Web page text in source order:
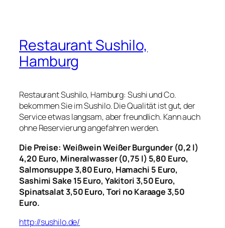
Restaurant Sushilo,
Hamburg
Restaurant Sushilo, Hamburg: Sushi und Co.
bekommen Sie im Sushilo. Die Qualität ist gut, der
Service etwas langsam, aber freundlich. Kann auch
ohne Reservierung angefahren werden.
Die Preise: Weißwein Weißer Burgunder (0,2 l)
4,20 Euro, Mineralwasser (0,75 l) 5,80 Euro,
Salmonsuppe 3,80 Euro, Hamachi 5 Euro,
Sashimi Sake 15 Euro, Yakitori 3,50 Euro,
Spinatsalat 3,50 Euro, Tori no Karaage 3,50
Euro.
http://sushilo.de/